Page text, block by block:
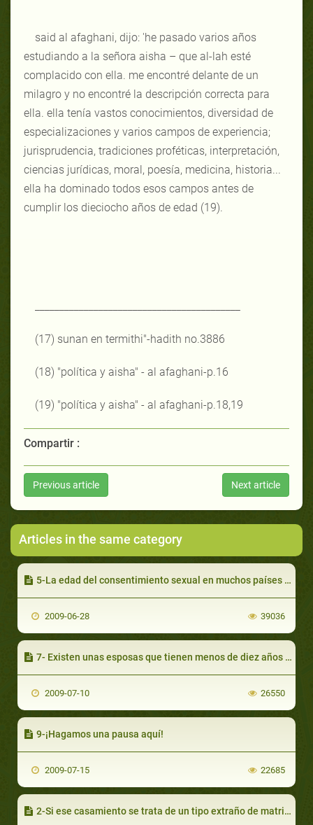
said al afaghani, dijo: 'he pasado varios años
estudiando a la señora aisha – que al-lah esté
complacido con ella. me encontré delante de un
milagro y no encontré la descripción correcta para
ella. ella tenía vastos conocimientos, diversidad de
especializaciones y varios campos de experiencia;
jurisprudencia, tradiciones proféticas, interpretación,
ciencias jurídicas, moral, poesía, medicina, historia...
ella ha dominado todos esos campos antes de
cumplir los dieciocho años de edad (19).
(17) sunan en termithi"-hadith no.3886
(18) "política y aisha" - al afaghani-p.16
(19) "política y aisha" - al afaghani-p.18,19
Compartir :
Previous article Next article
Articles in the same category
5-La edad del consentimiento sexual en muchos países del mundo
2009-06-28 39036
7- Existen unas esposas que tienen menos de diez años en África
2009-07-10 26550
9-¡Hagamos una pausa aquí!
2009-07-15 22685
2-Si ese casamiento se trata de un tipo extraño de matrimonio, entonces ¿por qué no lo consideraron los infieles de la tribu Quraish como un pretexto contra Muhammad (que la paz y las bendiciones de Allah sean con él)?